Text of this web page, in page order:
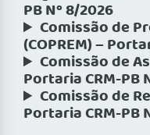
PB Nº 8/2026
Comissão de
(COPREM) –
Comissão de
Portaria CRM-PB
Comissão de
Portaria CRM-PB